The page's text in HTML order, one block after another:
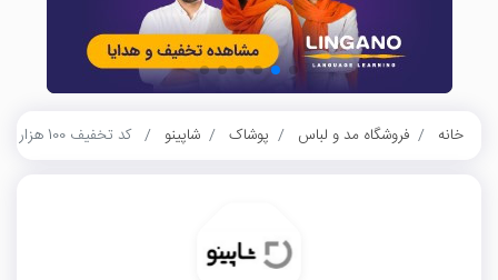
خانه فروشگاه مد و لباس پوشاک شاپینو کد تخفیف 100 هزار تومانی اولین خرید شاپینو